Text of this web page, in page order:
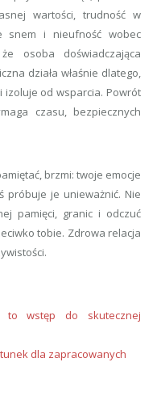
wartości, trudność w
snem i nieufność wobec
osoba doświadczająca
działa właśnie dlatego,
izoluje od wsparcia. Powrót
czasu, bezpiecznych
brzmi: twoje emocje
próbuje je unieważnić. Nie
pamięci, granic i odczuć
tobie. Zdrowa relacja
to wstęp do skutecznej
dla zapracowanych